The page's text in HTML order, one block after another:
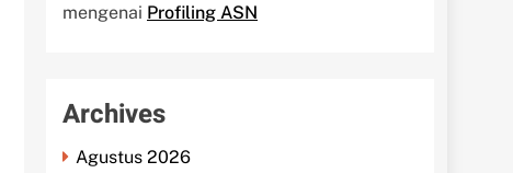
mengenai Profiling ASN
Archives
Agustus 2026